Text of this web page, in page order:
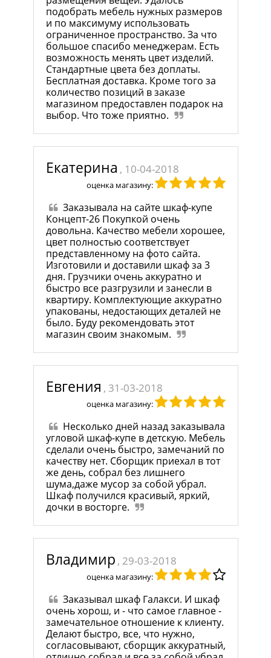
подобрать мебель нужных размеров
и по максимуму использовать
ограниченное пространство. За что
большое спасибо менеджерам. Есть
возможность менять цвет изделий.
Стандартные цвета без доплаты.
Бесплатная доставка. Кроме того за
количество позиций в заказе
магазином предоставлен подарок на
выбор. Что тоже приятно.
Екатерина , 10-04-2018
оценка магазину:
Заказывала на сайте шкаф-купе
Концепт-26 Покупкой очень
довольна. Качество мебели хорошее,
цвет полностью соответствует
представленному на фото сайта.
Изготовили и доставили шкаф за 3
дня. Грузчики очень аккуратно и
быстро все разгрузили и занесли в
квартиру. Комплектующие аккуратно
упакованы, недостающих деталей не
было. Буду рекомендовать этот
магазин своим знакомым.
Евгения , 31-03-2018
оценка магазину:
Несколько дней назад заказывала
угловой шкаф-купе в детскую. Мебель
сделали очень быстро, замечаний по
качеству нет. Сборщик приехал в тот
же день, собрал без лишнего
шума,даже мусор за собой убрал.
Шкаф получился красивый, яркий,
дочки в восторге.
Владимир , 29-03-2018
оценка магазину:
Заказывал шкаф Галакси. И шкаф
очень хорош, и - что самое главное -
замечательное отношение к клиенту.
Делают быстро, все, что нужно,
согласовывают, сборщик аккуратный,